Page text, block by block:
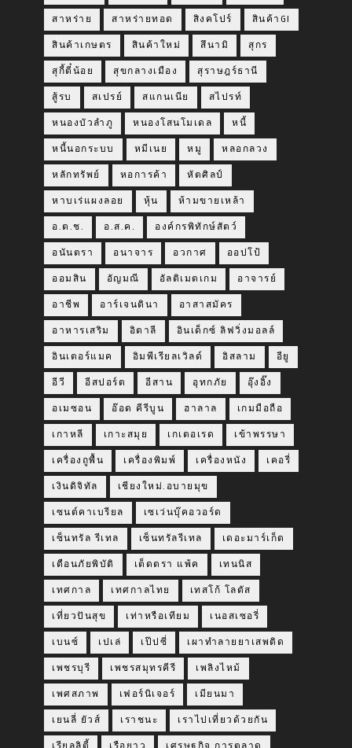
สาหร่าย สาหร่ายทอด สิงคโปร์ สินค้าGI
สินค้าเกษตร สินค้าใหม่ สึนามิ สุกร
สุกี้ตี๋น้อย สุขกลางเมือง สุราษฎร์ธานี
สู้รบ สเปรย์ สแกนเนีย สไปรท์
หนองบัวลำภู หนองโสนโมเดล หนี้
หนี้นอกระบบ หมีเนย หมู หลอกลวง
หลักทรัพย์ หอการค้า หัตศิลป์
หาบเร่แผงลอย หุ้น ห้ามขายเหล้า
อ.ต.ช. อ.ส.ค. องค์กรพิทักษ์สัตว์
อนันตรา อนาจาร อวกาศ ออปโป้
ออมสิน อัญมณี อัลติเมตเกม อาจารย์
อาชีพ อาร์เจนตินา อาสาสมัคร
อาหารเสริม อิตาลี อินเด็กซ์ ลิฟวิ่งมอลล์
อินเตอร์แมค อิมพีเรียลเวิลด์ อิสลาม อียู
อีวี อีสปอร์ต อีสาน อุทกภัย อุ๊งอิ๊ง
อเมซอน อ๊อด คีรีบูน ฮาลาล เกมมือถือ
เกาหลี เกาะสมุย เกเตอเรด เข้าพรรษา
เครื่องถูพื้น เครื่องพิมพ์ เครื่องหนัง เคอรี่
เงินดิจิทัล เชียงใหม่.อบายมุข
เซนต์คาเบรียล เซเว่นบุ๊คอวอร์ด
เซ็นทรัล รีเทล เซ็นทรัลรีเทล เดอะมาร์เก็ต
เตือนภัยพิบัติ เต็ดตรา แพ้ค เทนนิส
เทศกาล เทศกาลไทย เทสโก้ โลตัส
เที่ยวปันสุข เท่าหรือเทียม เนอสเซอรี่
เบนซ์ เปเล่ เป๊ปซี่ เผาทำลายยาเสพติด
เพชรบุรี เพชรสมุทรคีรี เพลิงไหม้
เพศสภาพ เฟอร์นิเจอร์ เมียนมา
เยนลี่ ยัวส์ เราชนะ เราไปเที่ยวด้วยกัน